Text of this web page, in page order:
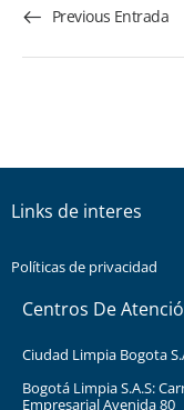
Previous Entrada
Links de interes
Políticas de privacidad
Centros De
Ciudad Limpia Bogota
Bogotá Limpia S.A.S:
Empresarial Avenida 80